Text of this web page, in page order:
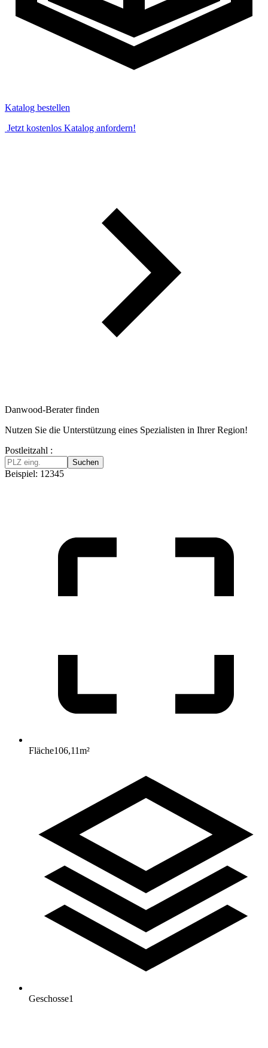
Katalog bestellen
Jetzt kostenlos Katalog anfordern!
Danwood-Berater finden
Nutzen Sie die Unterstützung eines Spezialisten in Ihrer Region!
Postleitzahl :
Suchen
Beispiel: 12345
Fläche106,11m²
Geschosse1